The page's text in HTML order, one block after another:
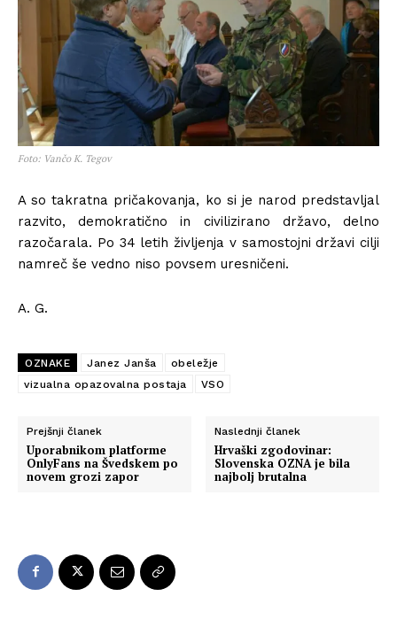
Foto: Vančo K. Tegov
A so takratna pričakovanja, ko si je narod predstavljal
razvito, demokratično in civilizirano državo, delno
razočarala. Po 34 letih življenja v samostojni državi cilji
namreč še vedno niso povsem uresničeni.
A. G.
OZNAKE Janez Janša
obeležje
vizualna opazovalna postaja
VSO
Prejšnji članek
Uporabnikom platforme
OnlyFans na Švedskem po
novem grozi zapor
Naslednji članek
Hrvaški zgodovinar:
Slovenska OZNA je bila
najbolj brutalna